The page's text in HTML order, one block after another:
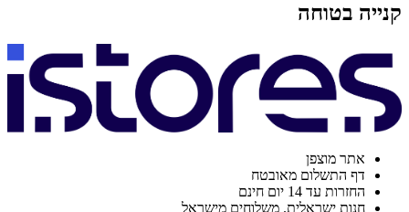
קנייה בטוחה
אתר מוצפן
דף התשלום מאובטח
החזרות עד 14 יום חינם
חנות ישראלית. משלוחים מישראל